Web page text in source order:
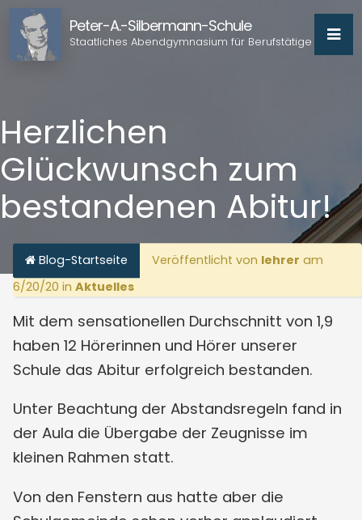
Peter-A.-Silbermann-Schule
Staatliches Abendgymnasium für Berufstätige
Herzlichen
Glückwunsch zum
bestandenen Abitur!
Blog-Startseite Veröffentlicht von lehrer am
6/20/20 in Aktuelles
Mit dem sensationellen Durchschnitt von 1,9
haben 12 Hörerinnen und Hörer unserer
Schule das Abitur erfolgreich bestanden.
Unter Beachtung der Abstandsregeln fand in
der Aula die Übergabe der Zeugnisse im
kleinen Rahmen statt.
Von den Fenstern aus hatte aber die